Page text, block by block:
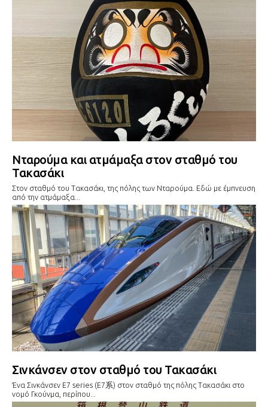
Νταρούμα και ατμάμαξα στον σταθμό του
Τακασάκι
Στον σταθμό του Τακασάκι, της πόλης των Νταρούμα. Εδώ με έμπνευση
από την ατμάμαξα...
Σινκάνσεν στον σταθμό του Τακασάκι
Ένα Σινκάνσεν E7 series (E7系) στον σταθμό της πόλης Τακασάκι στο
νομό Γκούνμα, περίπου...